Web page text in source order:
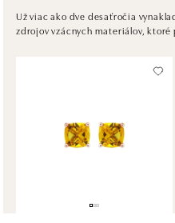
Plzeňská 8, 150 00 Praha 5 -
tel.: +420736509250
tel.: +420604389337
dnes otvorené od 10:00
Chlumecká 765/6, 198 19
Už viac ako dve desaťročia
zdrojov vzácnych materiálov, ktoré